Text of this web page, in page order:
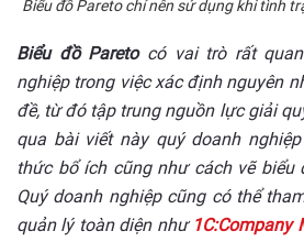
Biểu đồ Pareto chỉ nên sử dụng khi tình
Biểu đồ Paretocó vai trò rất
nghiệp trong việc xác định nguyên
đề, từ đó tập trung nguồn lực giải
qua bài viết này quý doanh
thức bổ ích cũng như cách vẽ biểu
Quý doanh nghiệp cũng có thể
quản lý toàn diện như 1C:Company